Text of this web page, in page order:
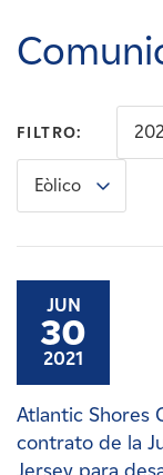
Carreras
Noticias
Contacte con
FILTRO:
Eòlico
JUN
30
2021
Atlantic Shores
contrato de la